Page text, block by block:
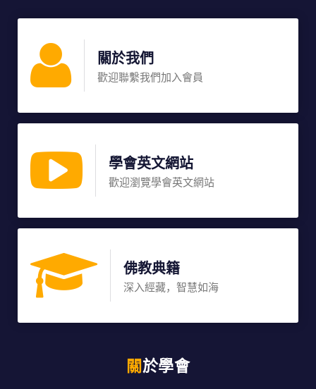
關於我們
歡迎聯繫我們加入會員
學會英文網站
歡迎瀏覽學會英文網站
佛教典籍
深入經藏，智慧如海
關於學會